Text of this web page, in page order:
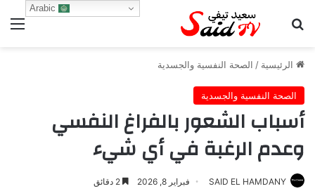
بحث عن
الرئيسية / الصحة النفسية والجسدية
الصحة النفسية والجسدية
أسباب الشعور بالفراغ النفسي
وعدم الرغبة في أي شيء
SAID EL HAMDANY فبراير 8, 2026